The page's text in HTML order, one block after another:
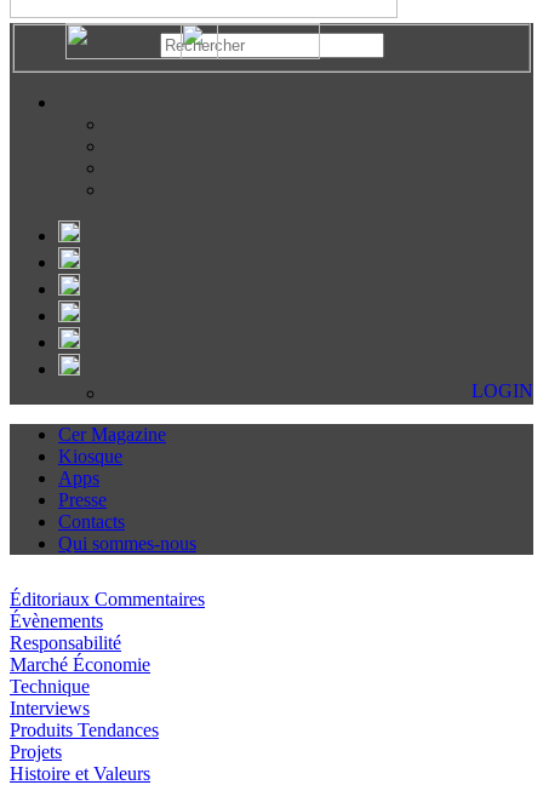
LOGIN
Cer Magazine
Kiosque
Apps
Presse
Contacts
Qui sommes-nous
Éditoriaux Commentaires
Évènements
Responsabilité
Marché Économie
Technique
Interviews
Produits Tendances
Projets
Histoire et Valeurs